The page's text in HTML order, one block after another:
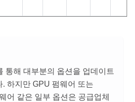
통해 대부분의 옵션을 업데이트
. 하지만 GPU 펌웨어 또는
어 같은 일부 옵션은 공급업체